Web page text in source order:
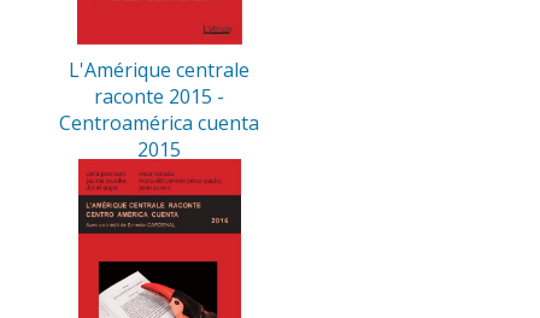
L'Amérique centrale
raconte 2015 -
Centroamérica cuenta
2015